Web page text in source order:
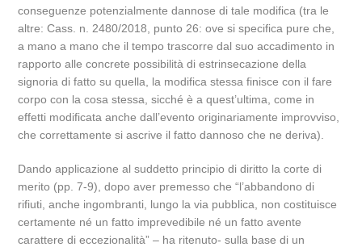
conseguenze potenzialmente dannose di tale modifica (tra le
altre: Cass. n. 2480/2018, punto 26: ove si specifica pure che,
a mano a mano che il tempo trascorre dal suo accadimento in
rapporto alle concrete possibilità di estrinsecazione della
signoria di fatto su quella, la modifica stessa finisce con il fare
corpo con la cosa stessa, sicché è a quest’ultima, come in
effetti modificata anche dall’evento originariamente improvviso,
che correttamente si ascrive il fatto dannoso che ne deriva).
Dando applicazione al suddetto principio di diritto la corte di
merito (pp. 7-9), dopo aver premesso che “l’abbandono di
rifiuti, anche ingombranti, lungo la via pubblica, non costituisce
certamente né un fatto imprevedibile né un fatto avente
carattere di eccezionalità” – ha ritenuto- sulla base di un